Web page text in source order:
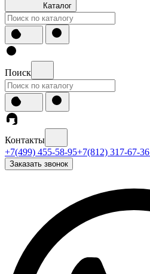
Каталог
Поиск
Контакты
+7(499) 455-58-95+7(812) 317-67-36
Заказать звонок